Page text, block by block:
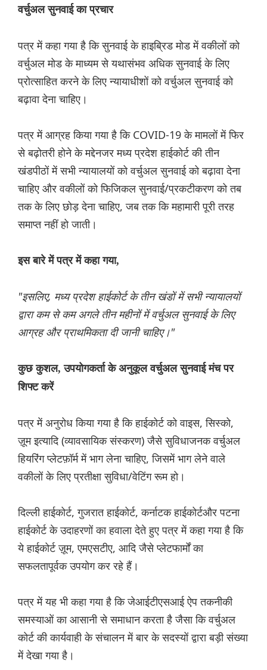
वर्चुअल सुनवाई का प्रचार
पत्र में कहा गया है कि सुनवाई के हाइब्रिड मोड में वकीलों को
वर्चुअल मोड के माध्यम से यथासंभव अधिक सुनवाई के लिए
प्रोत्साहित करने के लिए न्यायाधीशों को वर्चुअल सुनवाई को
बढ़ावा देना चाहिए।
पत्र में आग्रह किया गया है कि COVID-19 के मामलों में फिर
से बढ़ोतरी होने के मद्देनजर मध्य प्रदेश हाईकोर्ट की तीन
खंडपीठों में सभी न्यायालयों को वर्चुअल सुनवाई को बढ़ावा देना
चाहिए और वकीलों को फिजिकल सुनवाई/प्रकटीकरण को तब
तक के लिए छोड़ देना चाहिए, जब तक कि महामारी पूरी तरह
समाप्त नहीं हो जाती।
इस बारे में पत्र में कहा गया,
"इसलिए, मध्य प्रदेश हाईकोर्ट के तीन खंडों में सभी न्यायालयों
द्वारा कम से कम अगले तीन महीनों में वर्चुअल सुनवाई के लिए
आग्रह और प्राथमिकता दी जानी चाहिए।"
कुछ कुशल, उपयोगकर्ता के अनुकूल वर्चुअल सुनवाई मंच पर
शिफ्ट करें
पत्र में अनुरोध किया गया है कि हाईकोर्ट को वाइस, सिस्को,
ज़ूम इत्यादि (व्यावसायिक संस्करण) जैसे सुविधाजनक वर्चुअल
हियरिंग प्लेटफ़ॉर्म में भाग लेना चाहिए, जिसमें भाग लेने वाले
वकीलों के लिए प्रतीक्षा सुविधा/वेटिंग रूम हो।
दिल्ली हाईकोर्ट, गुजरात हाईकोर्ट, कर्नाटक हाईकोर्टऔर पटना
हाईकोर्ट के उदाहरणों का हवाला देते हुए पत्र में कहा गया है कि
ये हाईकोर्ट ज़ूम, एमएसटीए, आदि जैसे प्लेटफार्मों का
सफलतापूर्वक उपयोग कर रहे हैं।
पत्र में यह भी कहा गया है कि जेआईटीएसआई ऐप तकनीकी
समस्याओं का आसानी से समाधान करता है जैसा कि वर्चुअल
कोर्ट की कार्यवाही के संचालन में बार के सदस्यों द्वारा बड़ी संख्या
में देखा गया है।